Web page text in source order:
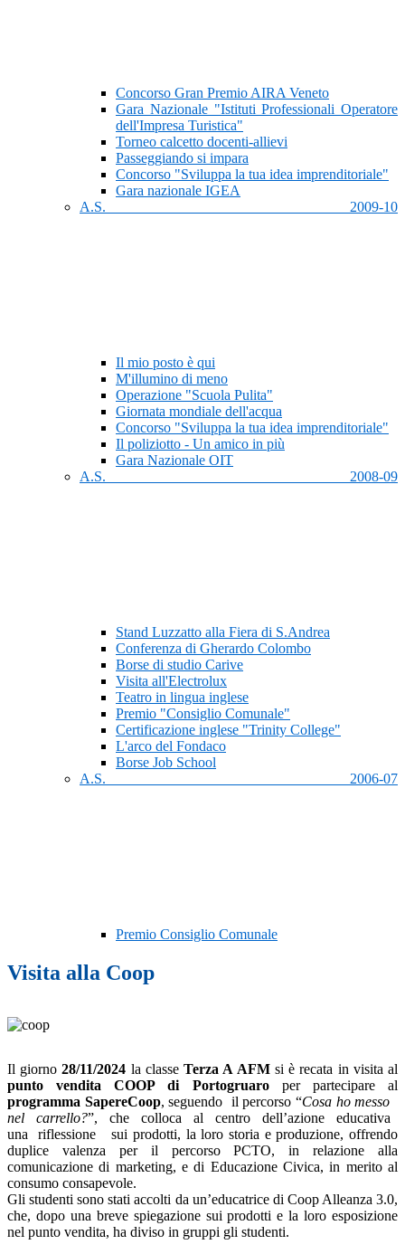
Concorso Gran Premio AIRA Veneto
Gara Nazionale "Istituti Professionali Operatore
dell'Impresa Turistica"
Torneo calcetto docenti-allievi
Passeggiando si impara
Concorso "Sviluppa la tua idea imprenditoriale"
Gara nazionale IGEA
A.S. 2009-10
Il mio posto è qui
M'illumino di meno
Operazione "Scuola Pulita"
Giornata mondiale dell'acqua
Concorso "Sviluppa la tua idea imprenditoriale"
Il poliziotto - Un amico in più
Gara Nazionale OIT
A.S. 2008-09
Stand Luzzatto alla Fiera di S.Andrea
Conferenza di Gherardo Colombo
Borse di studio Carive
Visita all'Electrolux
Teatro in lingua inglese
Premio "Consiglio Comunale"
Certificazione inglese "Trinity College"
L'arco del Fondaco
Borse Job School
A.S. 2006-07
Premio Consiglio Comunale
Visita alla Coop
Il giorno28/11/2024 la classeTerza A AFM si è recata in visita al
punto vendita COOP di Portogruaro per partecipare al
programma SapereCoop, seguendo il percorso “Cosa ho messo
nel carrello?”, che colloca al centro dell’azione educativa
una riflessione sui prodotti, la loro storia e produzione, offrendo
duplice valenza per il percorso PCTO, in relazione alla
comunicazione di marketing, e di Educazione Civica, in merito al
consumo consapevole.
Gli studenti sono stati accolti da un’educatrice di Coop Alleanza 3.0,
che, dopo una breve spiegazione sui prodotti e la loro esposizione
nel punto vendita, ha diviso in gruppi gli studenti.